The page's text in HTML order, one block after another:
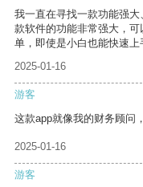
我一直在寻找一款功能强
款软件的功能非常强大，
单，即使是小白也能快速上
2025-01-16
游客
这款app就像我的财务顾问
2025-01-16
游客